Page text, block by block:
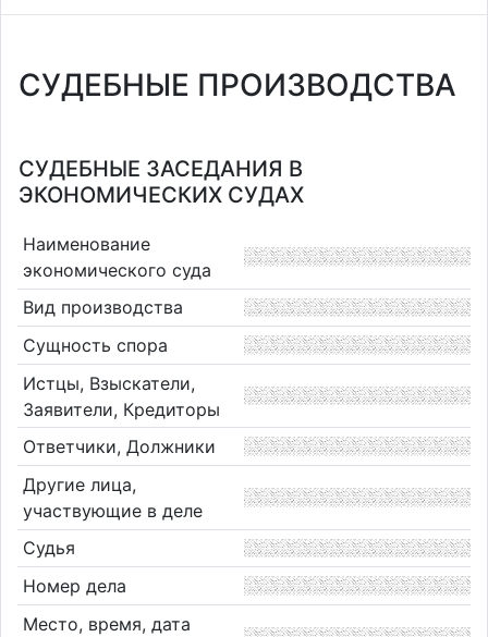
СУДЕБНЫЕ ПРОИЗВОДСТВА
СУДЕБНЫЕ ЗАСЕДАНИЯ В
ЭКОНОМИЧЕСКИХ СУДАХ
Наименование
экономического суда
Вид производства
Сущность спора
Истцы, Взыскатели,
Заявители, Кредиторы
Ответчики, Должники
Другие лица,
участвующие в деле
Судья
Номер дела
Место, время, дата